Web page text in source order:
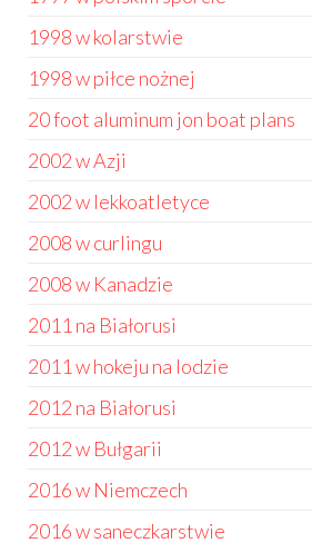
1998 w kolarstwie
1998 w piłce nożnej
20 foot aluminum jon boat plans
2002 w Azji
2002 w lekkoatletyce
2008 w curlingu
2008 w Kanadzie
2011 na Białorusi
2011 w hokeju na lodzie
2012 na Białorusi
2012 w Bułgarii
2016 w Niemczech
2016 w saneczkarstwie